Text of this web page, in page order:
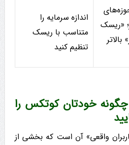
«ریسک
بالاتر
اندازه سرمایه را
متناسب با ریسک
تنظیم کنید
خودتان کوتکس را
واقعی» آن است که بخشی از